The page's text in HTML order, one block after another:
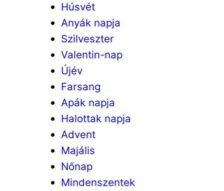
Húsvét
Anyák napja
Szilveszter
Valentin-nap
Újév
Farsang
Apák napja
Halottak napja
Advent
Majális
Nőnap
Mindenszentek